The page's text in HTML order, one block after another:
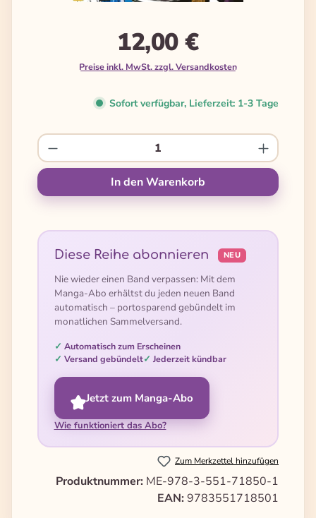
12,00 €
Preise inkl. MwSt. zzgl. Versandkosten
Sofort verfügbar, Lieferzeit: 1-3 Tage
Produkt Anzahl: Gib den gewünschten
In den Warenkorb
Diese Reihe abonnieren NEU
Nie wieder einen Band verpassen: Mit dem
Manga-Abo erhältst du jeden neuen Band
automatisch – portosparend gebündelt im
monatlichen Sammelversand.
Automatisch zum Erscheinen
Versand gebündelt
Jederzeit kündbar
Jetzt zum Manga-Abo
Wie funktioniert das Abo?
Zum Merkzettel hinzufügen
Produktnummer: ME-978-3-551-71850-1
EAN: 9783551718501